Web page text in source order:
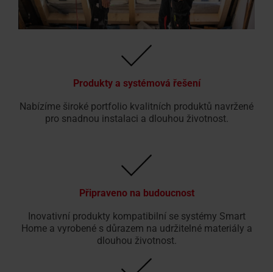
Produkty a systémová řešení
Nabízíme široké portfolio kvalitních produktů navržené
pro snadnou instalaci a dlouhou životnost.
Připraveno na budoucnost
Inovativní produkty kompatibilní se systémy Smart
Home a vyrobené s důrazem na udržitelné materiály a
dlouhou životnost.